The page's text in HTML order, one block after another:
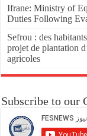
Ifrane: Ministry of
Duties Following
Sefrou : des
projet de plantation
agricoles
Subscribe to our